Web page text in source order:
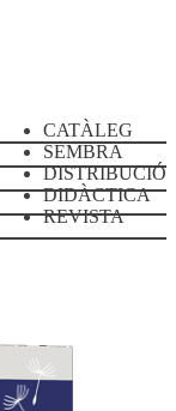
CATÀLEG
SEMBRA
DISTRIBUCIÓ
DIDÀCTICA
REVISTA